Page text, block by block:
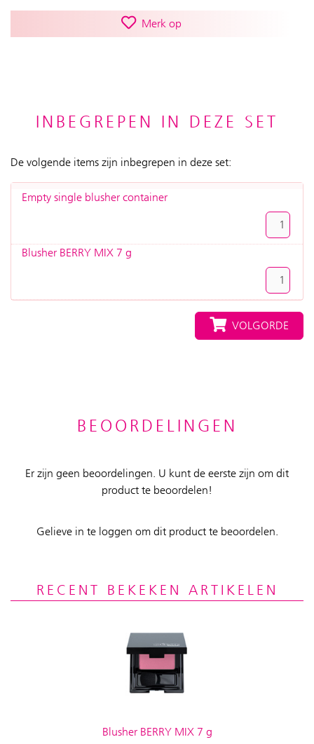
Merk op
INBEGREPEN IN DEZE SET
De volgende items zijn inbegrepen in deze set:
Empty single blusher container
Blusher BERRY MIX 7 g
VOLGORDE
BEOORDELINGEN
Er zijn geen beoordelingen. U kunt de eerste zijn om dit
product te beoordelen!
Gelieve in te loggen om dit product te beoordelen.
RECENT BEKEKEN ARTIKELEN
Blusher BERRY MIX 7 g